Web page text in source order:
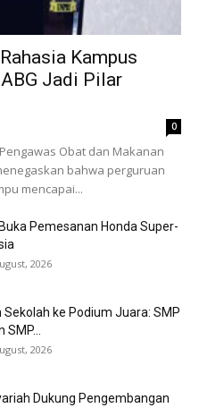
Kampus
Jadi Pilar
0
Pengawas Obat dan Makanan
bahwa perguruan
mencapai...
Pemesanan Honda Super-
2026
Sekolah ke Podium Juara: SMP
SMP...
2026
Dukung Pengembangan